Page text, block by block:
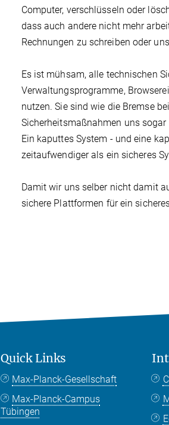
Computer, verschlüsseln oder
dass auch andere nicht mehr
Rechnungen zu schreiben oder
Es ist mühsam, alle technischen
Verwaltungsprogramme,
nutzen. Sie sind wie die Bremse
Sicherheitsmaßnahmen uns
Ein kaputtes System - und eine
zeitaufwendiger als ein sicheres
Damit wir uns selber nicht damit
sichere Plattformen für ein
Quick Links
Max-Planck-Gesellschaft
Max-Planck-Campus
Tübingen